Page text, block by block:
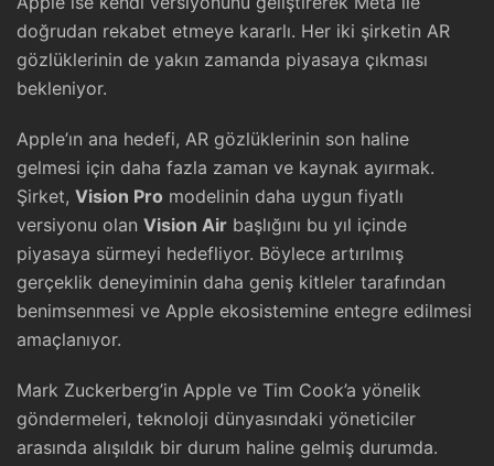
doğrudan rekabet etmeye kararlı. Her iki şirketin AR
gözlüklerinin de yakın zamanda piyasaya çıkması
bekleniyor.
Apple’ın ana hedefi, AR gözlüklerinin son haline
gelmesi için daha fazla zaman ve kaynak ayırmak.
Şirket, Vision Pro modelinin daha uygun fiyatlı
versiyonu olan Vision Air başlığını bu yıl içinde
piyasaya sürmeyi hedefliyor. Böylece artırılmış
gerçeklik deneyiminin daha geniş kitleler tarafından
benimsenmesi ve Apple ekosistemine entegre edilmesi
amaçlanıyor.
Mark Zuckerberg’in Apple ve Tim Cook’a yönelik
göndermeleri, teknoloji dünyasındaki yöneticiler
arasında alışıldık bir durum haline gelmiş durumda.